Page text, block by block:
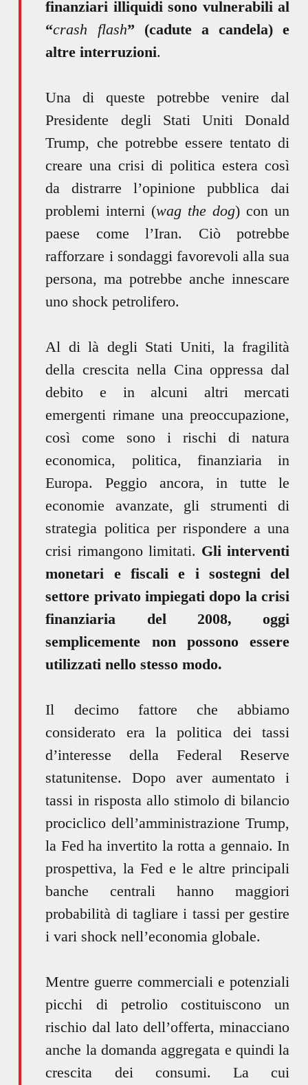
finanziari illiquidi sono vulnerabili al
“crash flash” (cadute a candela) e
altre interruzioni.
Una di queste potrebbe venire dal
Presidente degli Stati Uniti Donald
Trump, che potrebbe essere tentato di
creare una crisi di politica estera così
da distrarre l’opinione pubblica dai
problemi interni (wag the dog) con un
paese come l’Iran. Ciò potrebbe
rafforzare i sondaggi favorevoli alla sua
persona, ma potrebbe anche innescare
uno shock petrolifero.
Al di là degli Stati Uniti, la fragilità
della crescita nella Cina oppressa dal
debito e in alcuni altri mercati
emergenti rimane una preoccupazione,
così come sono i rischi di natura
economica, politica, finanziaria in
Europa. Peggio ancora, in tutte le
economie avanzate, gli strumenti di
strategia politica per rispondere a una
crisi rimangono limitati. Gli interventi
monetari e fiscali e i sostegni del
settore privato impiegati dopo la crisi
finanziaria del 2008, oggi
semplicemente non possono essere
utilizzati nello stesso modo.
Il decimo fattore che abbiamo
considerato era la politica dei tassi
d’interesse della Federal Reserve
statunitense. Dopo aver aumentato i
tassi in risposta allo stimolo di bilancio
prociclico dell’amministrazione Trump,
la Fed ha invertito la rotta a gennaio. In
prospettiva, la Fed e le altre principali
banche centrali hanno maggiori
probabilità di tagliare i tassi per gestire
i vari shock nell’economia globale.
Mentre guerre commerciali e potenziali
picchi di petrolio costituiscono un
rischio dal lato dell’offerta, minacciano
anche la domanda aggregata e quindi la
crescita dei consumi. La cui